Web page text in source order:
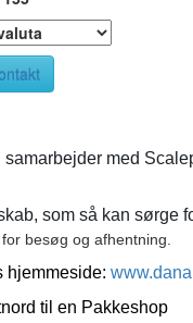
med
som så kan sørge
besøg og afhentning.
hjemmeside:
til en Pakkeshop